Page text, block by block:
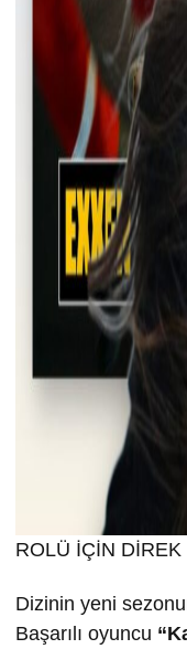
ROLÜ İÇİN
Dizinin yeni
Başarılı oyuncu